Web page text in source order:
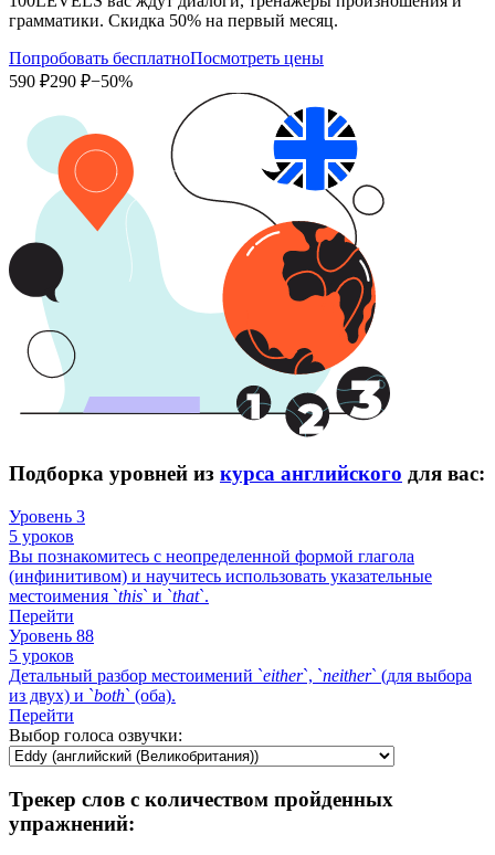
грамматики. Скидка 50% на первый месяц.
Попробовать бесплатноПосмотреть цены
590 ₽290 ₽−50%
Подборка уровней из курса английского для вас:
Уровень 3
5 уроков
Вы познакомитесь с неопределенной формой глагола
(инфинитивом) и научитесь использовать указательные
местоимения `this` и `that`.
Перейти
Уровень 88
5 уроков
Детальный разбор местоимений `either`, `neither` (для выбора
из двух) и `both` (оба).
Перейти
Выбор голоса озвучки:
Трекер слов с количеством пройденных
упражнений: